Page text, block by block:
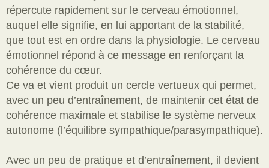
répercute rapidement sur le cerveau émotionnel,
auquel elle signifie, en lui apportant de la stabilité,
que tout est en ordre dans la physiologie. Le cerveau
émotionnel répond à ce message en renforçant la
cohérence du cœur.
Ce va et vient produit un cercle vertueux qui permet,
avec un peu d’entraînement, de maintenir cet état de
cohérence maximale et stabilise le système nerveux
autonome (l’équilibre sympathique/parasympathique).
Avec un peu de pratique et d’entraînement, il devient